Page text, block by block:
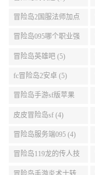
冒险岛2国服法师加点
(5)
冒险岛095哪个职业强
势 (5)
冒险岛英雄吧 (5)
fc冒险岛2安卓 (5)
冒险岛手游sf版苹果
(5)
皮皮冒险岛sf (4)
冒险岛服务端095 (4)
冒险岛119龙的传人技
能加点 (4)